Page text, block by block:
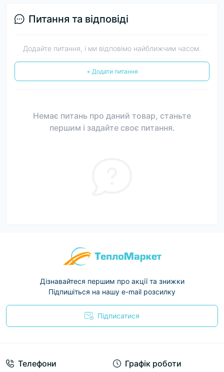
Питання та відповіді
Додайте питання, і ми відповімо найближчим часом.
+ Додати питання
Немає питань про даний товар, станьте
першим і задайте своє питання.
Дізнавайтеся першим про акції та знижки
Підпишіться на нашу e-mail розсилку
Підписатися
Телефони Графік роботи